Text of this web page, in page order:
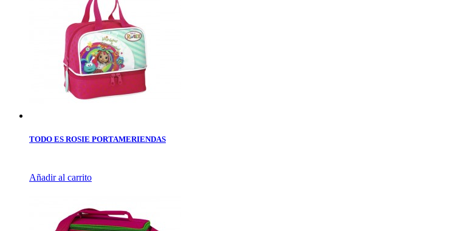
TODO ES ROSIE PORTAMERIENDAS
Añadir al carrito